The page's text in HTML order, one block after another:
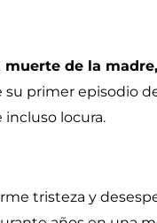
de la
primer episodio
locura.
tristeza y